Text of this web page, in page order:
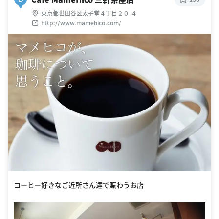
東京都世田谷区太子堂４丁目２０-４
http://www.mamehico.com/
コーヒー好きなご近所さん達で賑わうお店